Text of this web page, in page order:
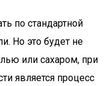
по стандартной
Но это будет не
или сахаром, при
является процесс